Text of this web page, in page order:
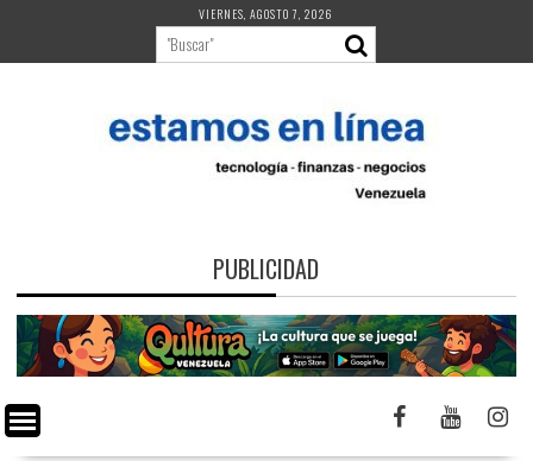
contenido
VIERNES, AGOSTO 7, 2026
PUBLICIDAD